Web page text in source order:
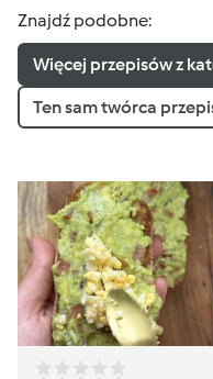
Znajdź podobne:
Więcej przepisów z
Ten sam twórca